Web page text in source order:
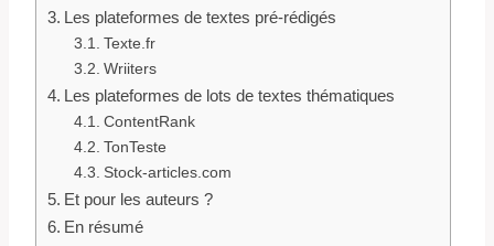
Les plateformes de textes pré-rédigés
Texte.fr
Wriiters
Les plateformes de lots de textes thématiques
ContentRank
TonTeste
Stock-articles.com
Et pour les auteurs ?
En résumé